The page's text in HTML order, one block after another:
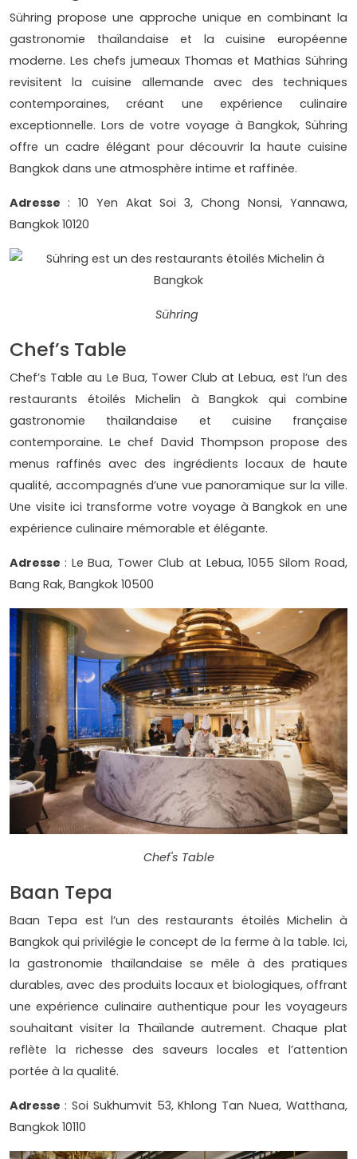
Sühring propose une approche unique en combinant la
gastronomie thaïlandaise et la cuisine européenne
moderne. Les chefs jumeaux Thomas et Mathias Sühring
revisitent la cuisine allemande avec des techniques
contemporaines, créant une expérience culinaire
exceptionnelle. Lors de votre voyage à Bangkok, Sühring
offre un cadre élégant pour découvrir la haute cuisine
Bangkok dans une atmosphère intime et raffinée.
Adresse : 10 Yen Akat Soi 3, Chong Nonsi, Yannawa,
Bangkok 10120
Sühring
Chef’s Table
Chef’s Table au Le Bua, Tower Club at Lebua, est l’un des
restaurants étoilés Michelin à Bangkok qui combine
gastronomie thaïlandaise et cuisine française
contemporaine. Le chef David Thompson propose des
menus raffinés avec des ingrédients locaux de haute
qualité, accompagnés d’une vue panoramique sur la ville.
Une visite ici transforme votre voyage à Bangkok en une
expérience culinaire mémorable et élégante.
Adresse : Le Bua, Tower Club at Lebua, 1055 Silom Road,
Bang Rak, Bangkok 10500
Chef's Table
Baan Tepa
Baan Tepa est l’un des restaurants étoilés Michelin à
Bangkok qui privilégie le concept de la ferme à la table. Ici,
la gastronomie thaïlandaise se mêle à des pratiques
durables, avec des produits locaux et biologiques, offrant
une expérience culinaire authentique pour les voyageurs
souhaitant visiter la Thaïlande autrement. Chaque plat
reflète la richesse des saveurs locales et l’attention
portée à la qualité.
Adresse : Soi Sukhumvit 53, Khlong Tan Nuea, Watthana,
Bangkok 10110